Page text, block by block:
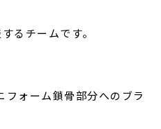
るチームです。
フォーム鎖骨部分へのブラ